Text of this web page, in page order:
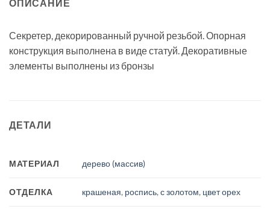
ОПИСАНИЕ
Секретер, декорированный ручной резьбой. Опорная
конструкция выполнена в виде статуй. Декоративные
элементы выполнены из бронзы
ДЕТАЛИ
МАТЕРИАЛ дерево (массив)
ОТДЕЛКА крашеная, роспись,с золотом, цвет орех